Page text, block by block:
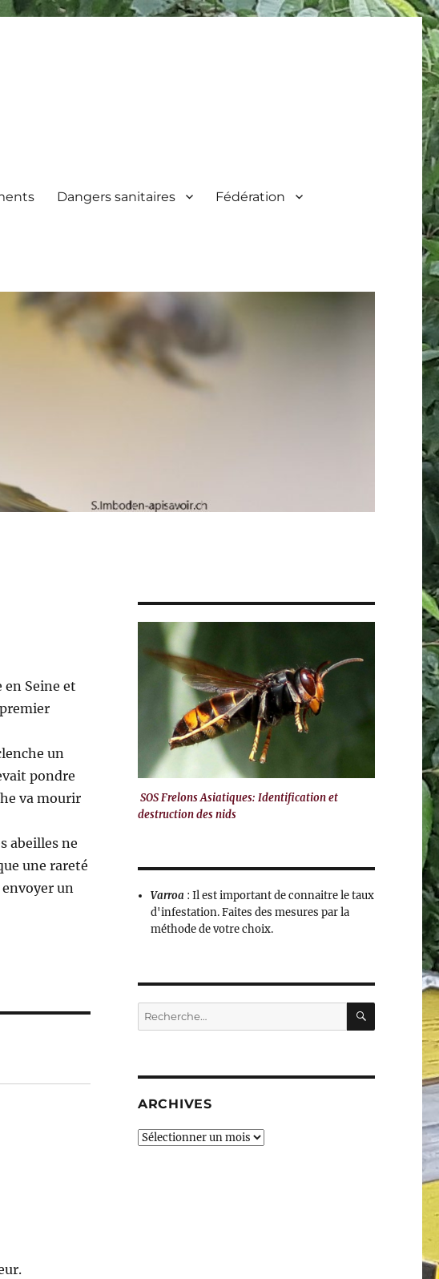
Dangers sanitaires Fédération
en Seine et
un
pondre
va mourir
abeilles ne
une rareté
un
SOS Frelons Asiatiques: Identification et
destruction des nids
Varroa : Il est important de connaitre le taux
d'infestation. Faites des mesures par la
méthode de votre choix.
Recherche
pour :
ARCHIVES
Archives